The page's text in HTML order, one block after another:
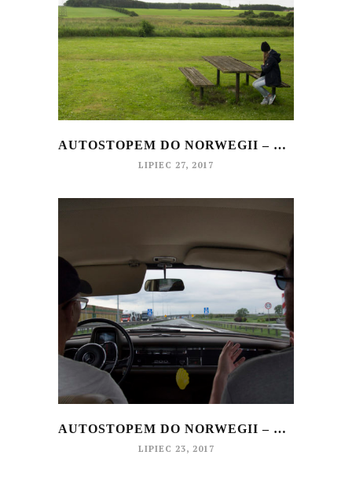
AUTOSTOPEM DO NORWEGII – CZ. II
LIPIEC 27, 2017
AUTOSTOPEM DO NORWEGII – CZ. I
LIPIEC 23, 2017